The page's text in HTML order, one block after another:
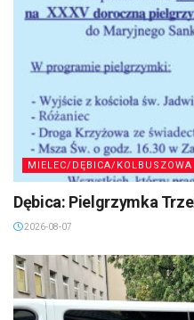
MIELEC/DĘBICA/KOLBUSZOWA
Dębica: Pielgrzymka
2026-08-07